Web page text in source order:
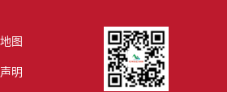
图
明